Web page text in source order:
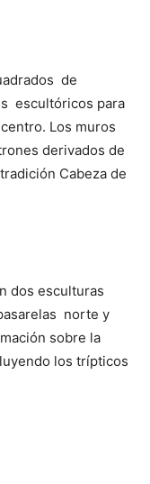
de
escultóricos para
Los muros
derivados de
Cabeza de
dos esculturas
norte y
sobre la
los trípticos